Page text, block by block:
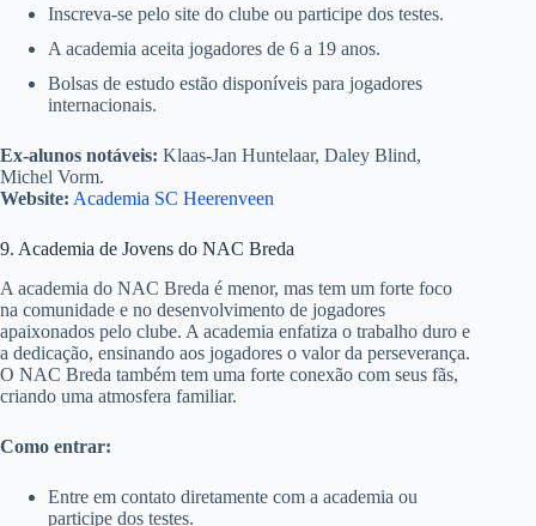
Inscreva-se pelo site do clube ou participe dos testes.
A academia aceita jogadores de 6 a 19 anos.
Bolsas de estudo estão disponíveis para jogadores
internacionais.
Ex-alunos notáveis: Klaas-Jan Huntelaar, Daley Blind,
Michel Vorm.
Website: Academia SC Heerenveen
9. Academia de Jovens do NAC Breda
A academia do NAC Breda é menor, mas tem um forte foco
na comunidade e no desenvolvimento de jogadores
apaixonados pelo clube. A academia enfatiza o trabalho duro e
a dedicação, ensinando aos jogadores o valor da perseverança.
O NAC Breda também tem uma forte conexão com seus fãs,
criando uma atmosfera familiar.
Como entrar:
Entre em contato diretamente com a academia ou
participe dos testes.